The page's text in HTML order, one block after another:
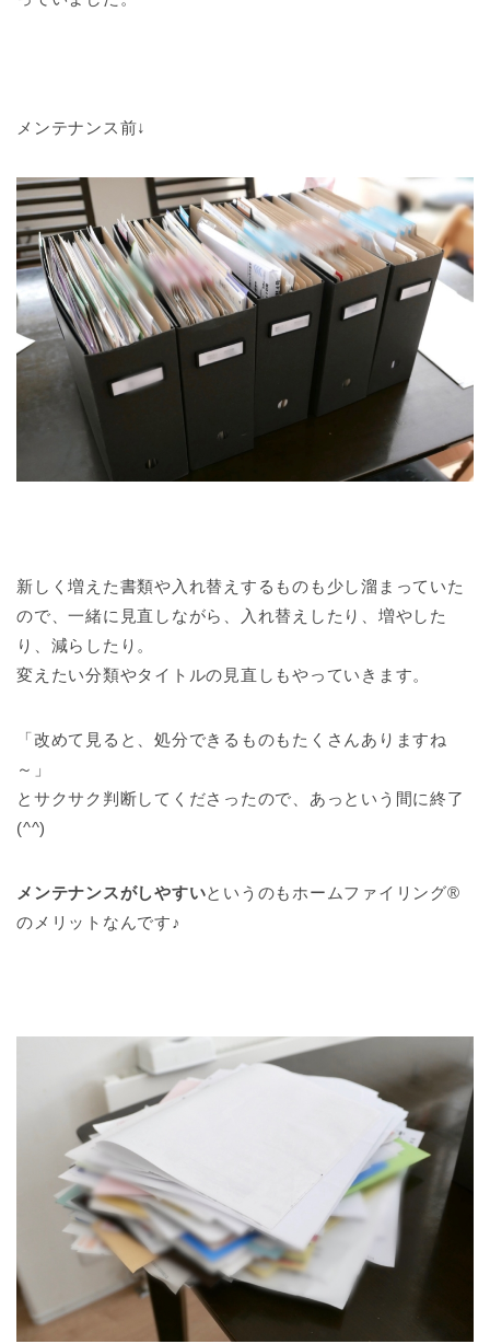
メンテナンス前↓
新しく増えた書類や入れ替えするものも少し溜まっていた
ので、一緒に見直しながら、入れ替えしたり、増やした
り、減らしたり。
変えたい分類やタイトルの見直しもやっていきます。
「改めて見ると、処分できるものもたくさんありますね
～」
とサクサク判断してくださったので、あっという間に終了
(^^)
メンテナンスがしやすいというのもホームファイリング®
のメリットなんです♪